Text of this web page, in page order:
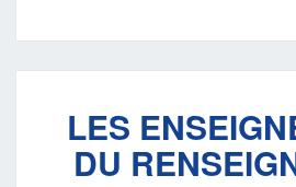
DU
LES
DU